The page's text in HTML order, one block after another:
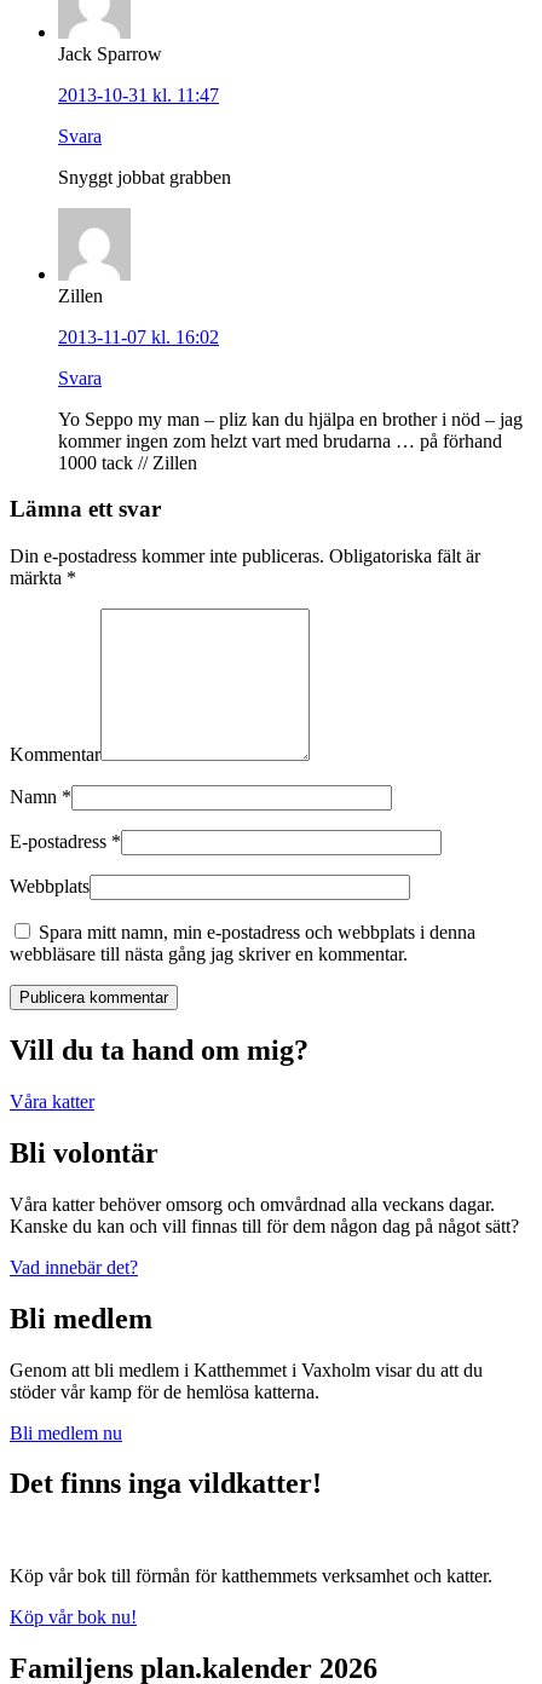
Jack Sparrow
2013-10-31 kl. 11:47
Svara
Snyggt jobbat grabben
Zillen
2013-11-07 kl. 16:02
Svara
Yo Seppo my man – pliz kan du hjälpa en brother i nöd – jag
kommer ingen zom helzt vart med brudarna … på förhand
1000 tack // Zillen
Lämna ett svar
Din e-postadress kommer inte publiceras. Obligatoriska fält är
märkta *
Kommentar
Namn *
E-postadress *
Webbplats
Spara mitt namn, min e-postadress och webbplats i denna
webbläsare till nästa gång jag skriver en kommentar.
Publicera kommentar
Vill du ta hand om mig?
Våra katter
Bli volontär
Våra katter behöver omsorg och omvårdnad alla veckans dagar.
Kanske du kan och vill finnas till för dem någon dag på något sätt?
Vad innebär det?
Bli medlem
Genom att bli medlem i Katthemmet i Vaxholm visar du att du
stöder vår kamp för de hemlösa katterna.
Bli medlem nu
Det finns inga vildkatter!
Köp vår bok till förmån för katthemmets verksamhet och katter.
Köp vår bok nu!
Familjens plan.kalender 2026